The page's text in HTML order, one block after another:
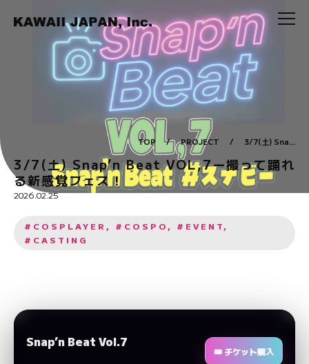
3/7(土) Snap’n Beat VOL,7ー撮って踊れ
る新感覚フェス！
2026.02.25
#COSPLAYER, #COSPO, #EVENT,
#CASTING
TOP / PROJECT / 3/7(土) Sna...
Snap’n Beat Vol.7
🎟 チケット購入